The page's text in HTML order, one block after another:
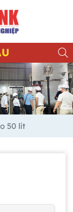
50 lít